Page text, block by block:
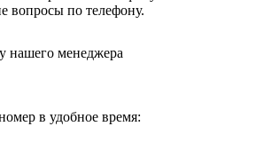
вопросы по телефону.
нашего менеджера
в удобное время: